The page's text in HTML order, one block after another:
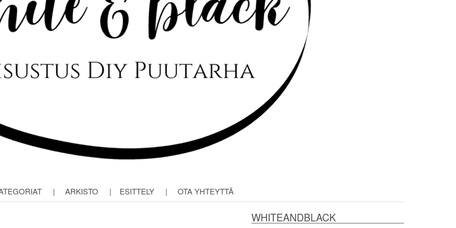
| ARKISTO | ESITTELY | OTA YHTEYTTÄ
WHITEANDBLACK